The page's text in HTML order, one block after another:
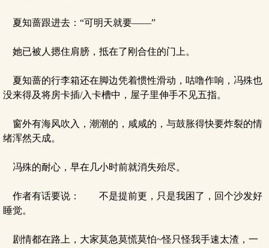
夏知蔷跟进去：“可明天就要——”
她已被人摁住肩膀，抵在了刚合住的门上。
夏知蔷的行李箱还在脚边凭着惯性滑动，咕噜作响，冯殊也
没来得及将房卡插/入卡槽中，屋子里伸手不见五指。
窗外有海风吹入，潮潮的，咸咸的，与鼓胀得快要炸裂的情
绪浑然天成。
冯殊的耐心，早在几小时前就消失殆尽。
作者有话要说： 不是提前更，只是我困了，回个沙发好
睡觉。
剧情都在路上，大家莫急莫慌莫怕~怪只怪我手速太渣，一